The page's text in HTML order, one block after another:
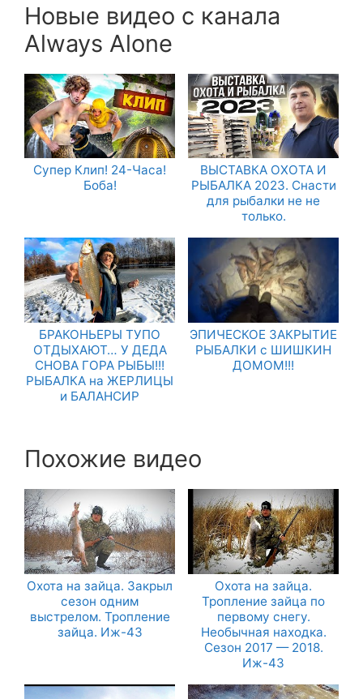
Новые видео с канала
Always Alone
Супер Клип! 24-Часа!
Боба!
ВЫСТАВКА ОХОТА И
РЫБАЛКА 2023. Снасти
для рыбалки не не
только.
БРАКОНЬЕРЫ ТУПО
ОТДЫХАЮТ… У ДЕДА
СНОВА ГОРА РЫБЫ!!!
РЫБАЛКА на ЖЕРЛИЦЫ
и БАЛАНСИР
ЭПИЧЕСКОЕ ЗАКРЫТИЕ
РЫБАЛКИ с ШИШКИН
ДОМОМ!!!
Похожие видео
Охота на зайца. Закрыл
сезон одним
выстрелом. Тропление
зайца. Иж-43
Охота на зайца.
Тропление зайца по
первому снегу.
Необычная находка.
Сезон 2017 — 2018.
Иж-43